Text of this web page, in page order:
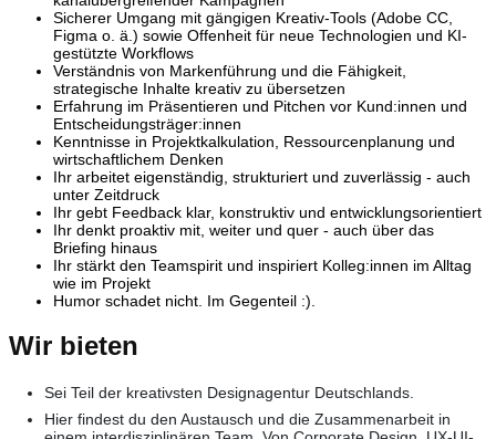
Sicherer Umgang mit gängigen Kreativ-Tools (Adobe CC,
Figma o. ä.) sowie Offenheit für neue Technologien und KI-
gestützte Workflows
Verständnis von Markenführung und die Fähigkeit,
strategische Inhalte kreativ zu übersetzen
Erfahrung im Präsentieren und Pitchen vor Kund:innen und
Entscheidungsträger:innen
Kenntnisse in Projektkalkulation, Ressourcenplanung und
wirtschaftlichem Denken
Ihr arbeitet eigenständig, strukturiert und zuverlässig - auch
unter Zeitdruck
Ihr gebt Feedback klar, konstruktiv und entwicklungsorientiert
Ihr denkt proaktiv mit, weiter und quer - auch über das
Briefing hinaus
Ihr stärkt den Teamspirit und inspiriert Kolleg:innen im Alltag
wie im Projekt
Humor schadet nicht. Im Gegenteil :).
Wir bieten
Sei Teil der kreativsten Designagentur Deutschlands.
Hier findest du den Austausch und die Zusammenarbeit in